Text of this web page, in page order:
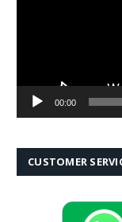
00:00
CUSTOMER